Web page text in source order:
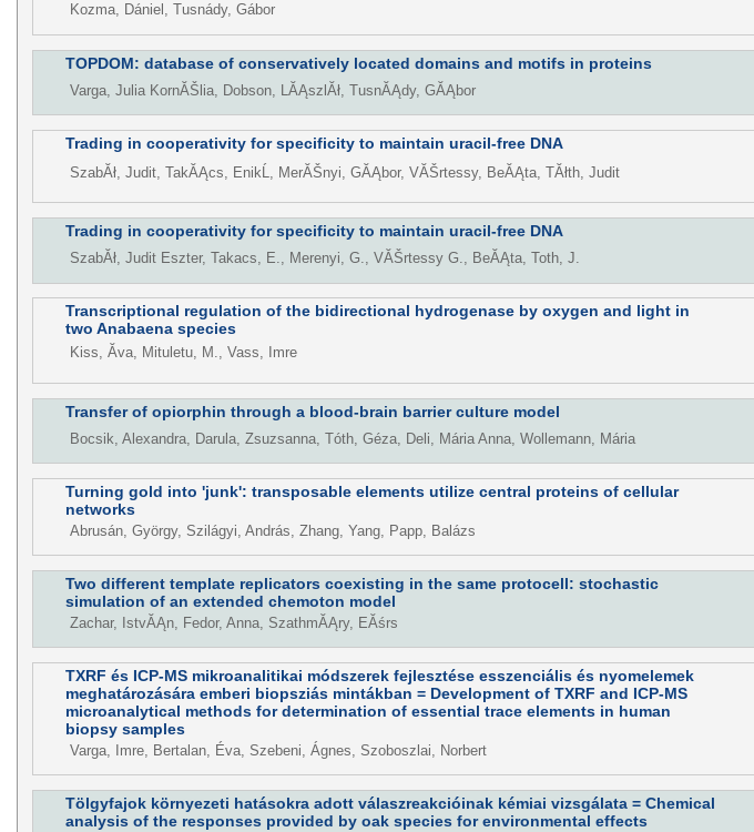
Kozma, Dániel, Tusnády, Gábor
TOPDOM: database of conservatively located domains and motifs in proteins
Varga, Julia KornĂŠlia, Dobson, LĂĄszlĂł, TusnĂĄdy, GĂĄbor
Trading in cooperativity for specificity to maintain uracil-free DNA
SzabĂł, Judit, TakĂĄcs, EnikĹ, MerĂŠnyi, GĂĄbor, VĂŠrtessy, BeĂĄta, TĂłth, Judit
Trading in cooperativity for specificity to maintain uracil-free DNA
SzabĂł, Judit Eszter, Takacs, E., Merenyi, G., VĂŠrtessy G., BeĂĄta, Toth, J.
Transcriptional regulation of the bidirectional hydrogenase by oxygen and light in
two Anabaena species
Kiss, Ăva, Mituletu, M., Vass, Imre
Transfer of opiorphin through a blood-brain barrier culture model
Bocsik, Alexandra, Darula, Zsuzsanna, Tóth, Géza, Deli, Mária Anna, Wollemann, Mária
Turning gold into 'junk': transposable elements utilize central proteins of cellular
networks
Abrusán, György, Szilágyi, András, Zhang, Yang, Papp, Balázs
Two different template replicators coexisting in the same protocell: stochastic
simulation of an extended chemoton model
Zachar, IstvĂĄn, Fedor, Anna, SzathmĂĄry, EĂśrs
TXRF és ICP-MS mikroanalitikai módszerek fejlesztése esszenciális és nyomelemek
meghatározására emberi biopsziás mintákban = Development of TXRF and ICP-MS
microanalytical methods for determination of essential trace elements in human
biopsy samples
Varga, Imre, Bertalan, Éva, Szebeni, Ágnes, Szoboszlai, Norbert
Tölgyfajok környezeti hatásokra adott válaszreakcióinak kémiai vizsgálata = Chemical
analysis of the responses provided by oak species for environmental effects